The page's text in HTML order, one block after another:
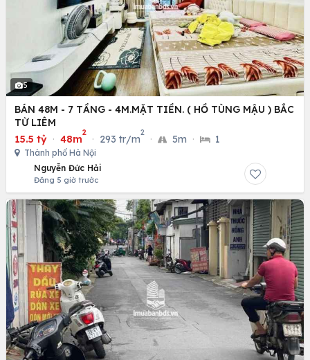
5
BÁN 48M - 7 TẦNG - 4M.MẶT TIỀN. ( HỒ TÙNG MẬU ) BẮC
TỪ LIÊM
15.5 tỷ · 48m
2
· 293 tr/m
2
· 5m · 1
Thành phố Hà Nội
Nguyễn Đức Hải
Đăng 5 giờ trước